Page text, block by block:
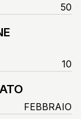
50
10
FEBBRAIO